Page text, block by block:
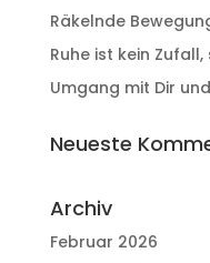
Räkelnde
Ruhe ist kein
Umgang mit Dir
Neueste
Archiv
Februar 2026